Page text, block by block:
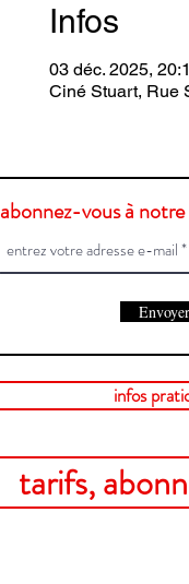
Infos
03 déc. 2025,
Ciné Stuart, Rue
abonnez-vous à
Envoyer
infos
tarifs,